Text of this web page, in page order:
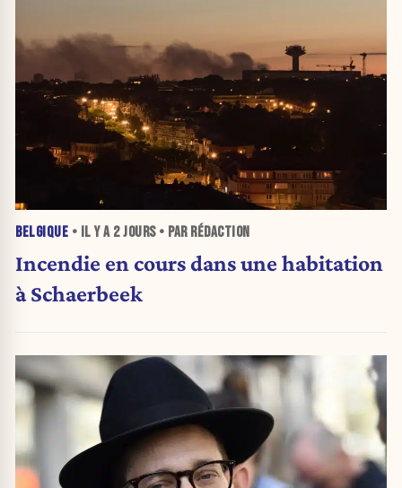
BELGIQUE • IL Y A 2 JOURS• PAR RÉDACTION
Incendie en cours dans une habitation
à Schaerbeek